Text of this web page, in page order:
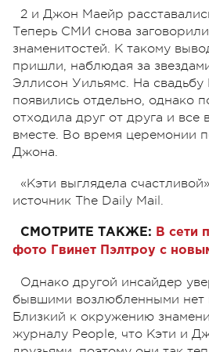
2 и Джон Маейр
Теперь СМИ снова
знаменитостей. К такому
пришли, наблюдая за
Эллисон Уильямс. На
появились отдельно, однако
отходила друг от друга и все
вместе. Во время церемонии
Джона.
«Кэти выглядела
источник The Daily Mail.
СМОТРИТЕ ТАКЖЕ: В сети
фото Гвинет Пэлтроу с
Однако другой инсайдер
бывшими возлюбленными нет
Близкий к окружению
журналу People, что Кэти и